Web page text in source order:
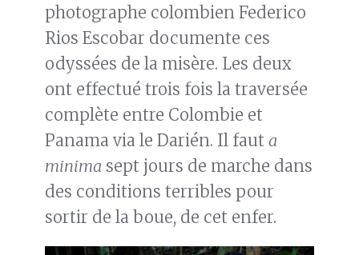
photographe colombien Federico
Rios Escobar documente ces
odyssées de la misère. Les deux
ont effectué trois fois la traversée
complète entre Colombie et
Panama via le Darién. Il faut a
minima sept jours de marche dans
des conditions terribles pour
sortir de la boue, de cet enfer.